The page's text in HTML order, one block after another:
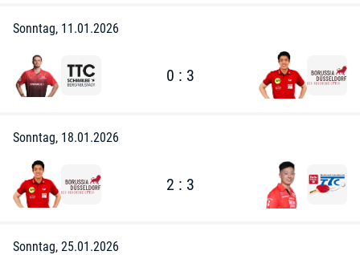
Sonntag, 11.01.2026
0 : 3
Sonntag, 18.01.2026
2 : 3
Sonntag, 25.01.2026